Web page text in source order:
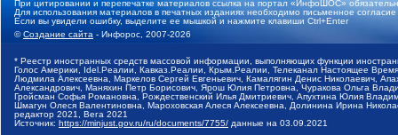
При цитировании и перепечатке материалов ссылка на портал «ИнфоШОС»
Для использования материалов в печатных изданиях необходимо письменное
Если вы увидели ошибку, выделите ее мышкой и нажмите клавиши Ctrl+Enter
©Создание сайта - Инфорос, 2007-2026
* Реестр иностранных средств массовой информации, выполняющих функции
Голос Америки, Idel.Реалии, Кавказ.Реалии, Крым.Реалии, Телеканал Настоящее
Людмила Алексеевна, Маркелов Сергей Евгеньевич, Камалягин Денис Николаевич,
Александрович, Маняхин Петр Борисович, Ярош Юлия Петровна, Чуракова Ольга
Гройсман Софья Романовна, Рождественский Илья Дмитриевич, Апухтина Юлия
Шмагун Олеся Валентиновна, Мароховская Алеся Алексеевна, Долинина Ирина
редактор 2021, Вега 2021
Источник: https://minjust.gov.ru/ru/documents/7755/ данные на 03.09.2021